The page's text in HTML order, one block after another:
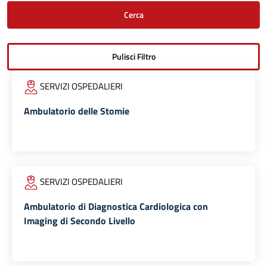
SERVIZI OSPEDALIERI
Ambulatorio delle Stomie
SERVIZI OSPEDALIERI
Ambulatorio di Diagnostica Cardiologica con
Imaging di Secondo Livello